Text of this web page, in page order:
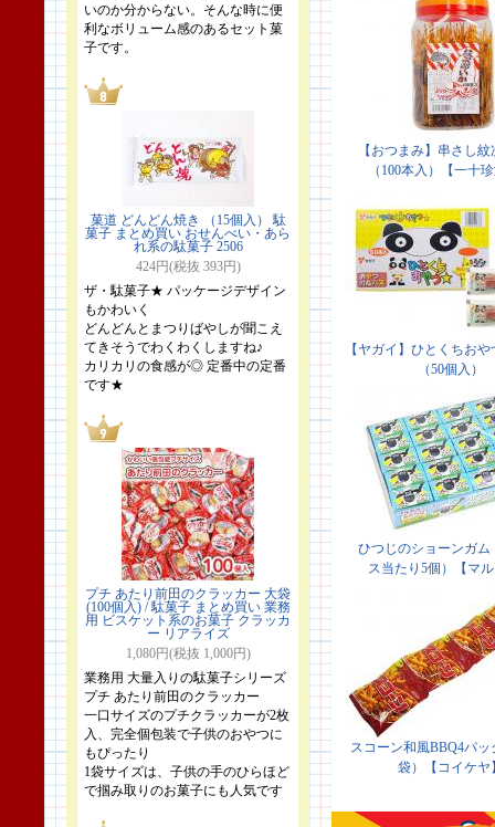
いのか分からない。そんな時に便
利なボリューム感のあるセット菓
子です。
菓道 どんどん焼き （15個入） 駄
菓子 まとめ買い おせんべい・あら
れ系の駄菓子 2506
424円(税抜 393円)
ザ・駄菓子★ パッケージデザイン
もかわいく
どんどんとまつりばやしが聞こえ
てきそうでわくわくしますね♪
カリカリの食感が◎ 定番中の定番
です★
プチ あたり前田のクラッカー 大袋
(100個入) / 駄菓子 まとめ買い 業務
用 ビスケット系のお菓子 クラッカ
ー リアライズ
1,080円(税抜 1,000円)
業務用 大量入りの駄菓子シリーズ
プチ あたり前田のクラッカー
一口サイズのプチクラッカーが2枚
入、完全個包装で子供のおやつに
もぴったり
1袋サイズは、子供の手のひらほど
で掴み取りのお菓子にも人気です